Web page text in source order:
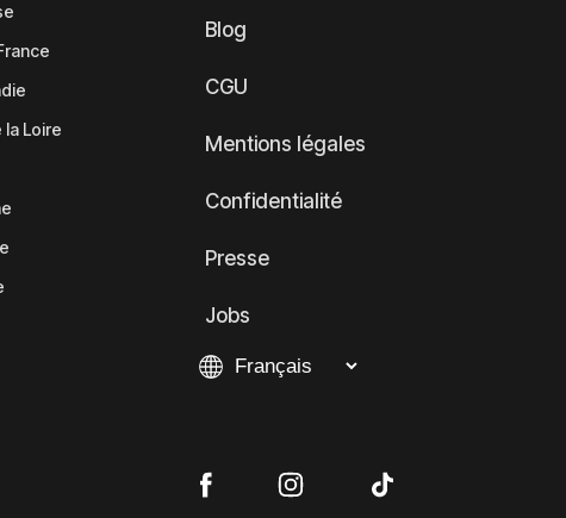
la Loire
Blog
CGU
Mentions légales
Confidentialité
Presse
Jobs